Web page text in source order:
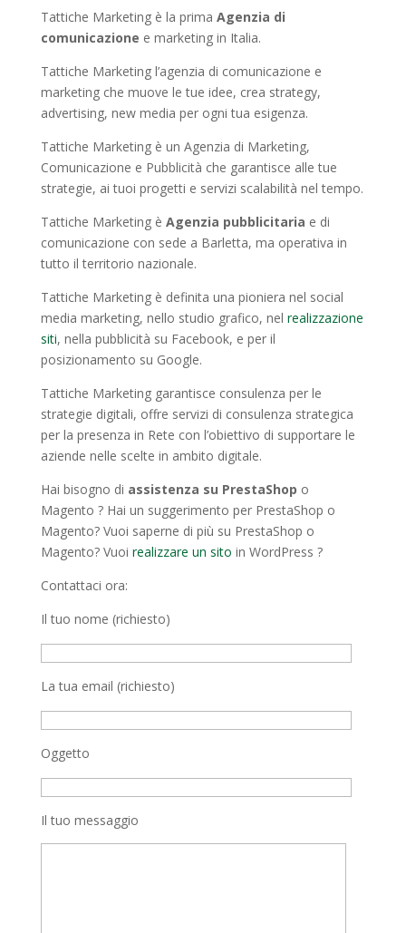
Tattiche Marketing è la prima Agenzia di
comunicazione e marketing in Italia.
Tattiche Marketing l’agenzia di comunicazione e
marketing che muove le tue idee, crea strategy,
advertising, new media per ogni tua esigenza.
Tattiche Marketing è un Agenzia di Marketing,
Comunicazione e Pubblicità che garantisce alle tue
strategie, ai tuoi progetti e servizi scalabilità nel tempo.
Tattiche Marketing è Agenzia pubblicitaria e di
comunicazione con sede a Barletta, ma operativa in
tutto il territorio nazionale.
Tattiche Marketing è definita una pioniera nel social
media marketing, nello studio grafico, nel realizzazione
siti, nella pubblicità su Facebook, e per il
posizionamento su Google.
Tattiche Marketing garantisce consulenza per le
strategie digitali, offre servizi di consulenza strategica
per la presenza in Rete con l’obiettivo di supportare le
aziende nelle scelte in ambito digitale.
Hai bisogno di assistenza su PrestaShop o
Magento ? Hai un suggerimento per PrestaShop o
Magento? Vuoi saperne di più su PrestaShop o
Magento? Vuoi realizzare un sito in WordPress ?
Contattaci ora:
Il tuo nome (richiesto)
La tua email (richiesto)
Oggetto
Il tuo messaggio